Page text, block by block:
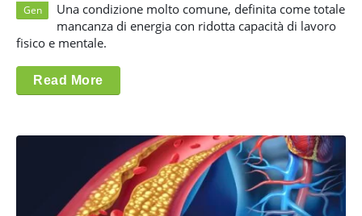
Gen
Una condizione molto comune, definita come totale
mancanza di energia con ridotta capacità di lavoro
fisico e mentale.
Read More